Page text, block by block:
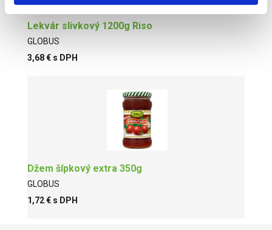
Lekvár slivkový 1200g Riso
GLOBUS
3,68 € s DPH
Džem šípkový extra 350g
GLOBUS
1,72 € s DPH